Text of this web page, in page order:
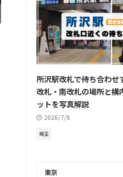
所沢駅改札で待ち合わせ
改札・南改札の場所と構
ットを写真解説
2026/7/8
埼玉
東京